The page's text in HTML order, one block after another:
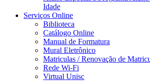
Idade
Serviços Online
Biblioteca
Catálogo Online
Manual de Formatura
Mural Eletrônico
Matriculas / Renovação de
Rede Wi-Fi
Virtual Unisc